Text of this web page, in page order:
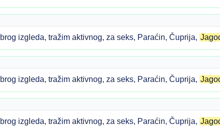
izgleda, tražim aktivnog, za seks, Paraćin, Čuprija,
izgleda, tražim aktivnog, za seks, Paraćin, Čuprija,
izgleda, tražim aktivnog, za seks, Paraćin, Čuprija,